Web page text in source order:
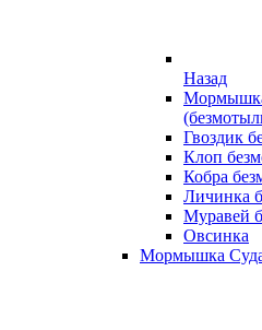
Назад
Мормышка
Гвоздик
Клоп
Кобра
Личинка
Муравей
Овсинка
Мормышка